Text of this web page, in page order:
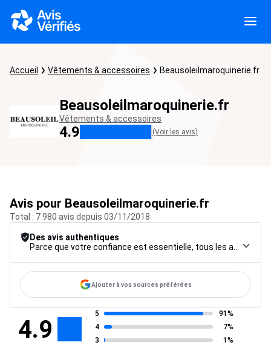
Accueil Vêtements & accessoires Beausoleilmaroquinerie.fr
Beausoleilmaroquinerie.fr
Vêtements & accessoires
4.9 (Voir les avis)
Avis pour Beausoleilmaroquinerie.fr
Total : 7 980 avis depuis 03/11/2018
Des avis authentiques
Ajouter à vos sources préférées
4.9
5
91%
4
7%
3
1%